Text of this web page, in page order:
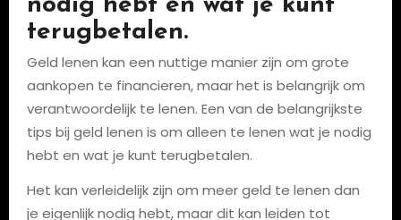
terugbetalen.
Geld lenen kan een nuttige manier zijn om grote
aankopen te financieren, maar het is belangrijk om
verantwoordelijk te lenen. Een van de belangrijkste
tips bij geld lenen is om alleen te lenen wat je nodig
hebt en wat je kunt terugbetalen.
Het kan verleidelijk zijn om meer geld te lenen dan
je eigenlijk nodig hebt, maar dit kan leiden tot